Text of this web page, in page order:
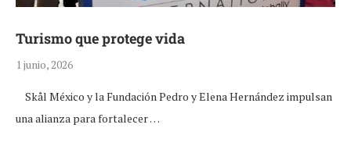
Turismo que protege vida
1 junio, 2026
Skål México y la Fundación Pedro y Elena Hernández impulsan
una alianza para fortalecer …